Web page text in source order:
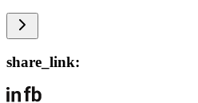
share_link: